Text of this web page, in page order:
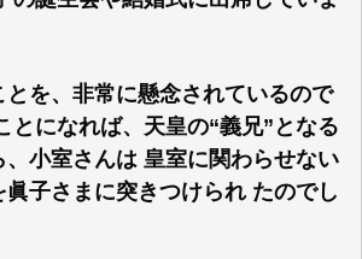
を、非常に懸念されているので
になれば、天皇の“義兄”となる
小室さんは 皇室に関わらせない
子さまに突きつけられ たのでし